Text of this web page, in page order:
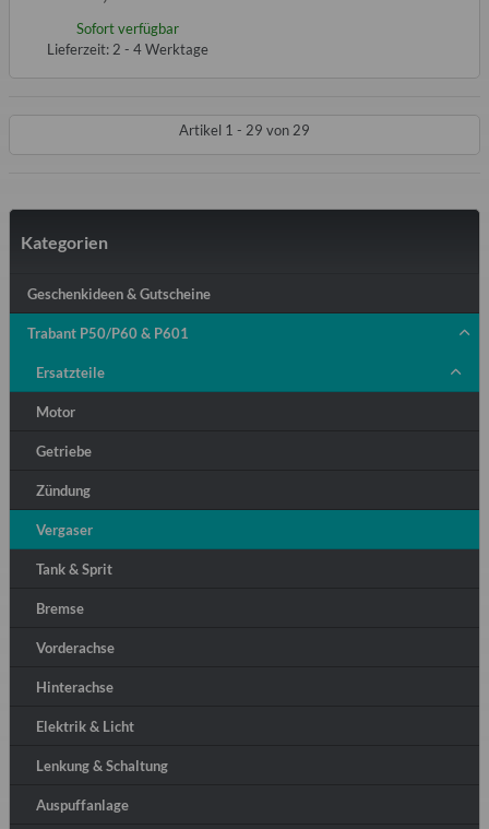
Sofort verfügbar
Lieferzeit: 2 - 4 Werktage
Artikel 1 - 29 von 29
Kategorien
Geschenkideen & Gutscheine
Trabant P50/P60 & P601
Ersatzteile
Motor
Getriebe
Zündung
Vergaser
Tank & Sprit
Bremse
Vorderachse
Hinterachse
Elektrik & Licht
Lenkung & Schaltung
Auspuffanlage